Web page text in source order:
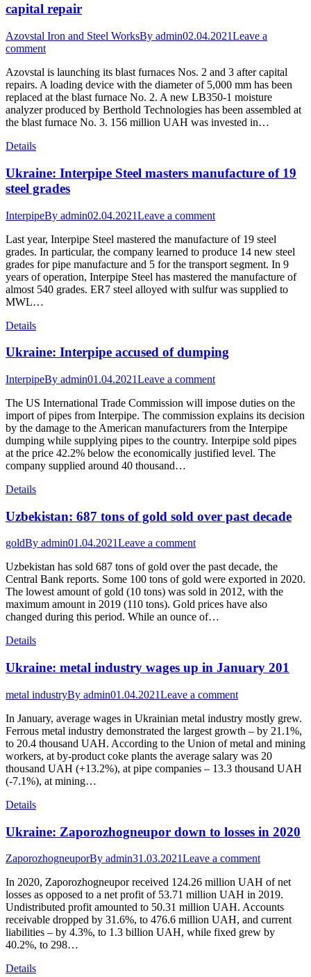
capital repair
Azovstal Iron and Steel WorksBy admin02.04.2021Leave a
comment
Azovstal is launching its blast furnaces Nos. 2 and 3 after capital
repairs. A loading device with the diameter of 5,000 mm has been
replaced at the blast furnace No. 2. A new LB350-1 moisture
analyzer produced by Berthold Technologies has been assembled at
the blast furnace No. 3. 156 million UAH was invested in…
Details
Ukraine: Interpipe Steel masters manufacture of 19
steel grades
InterpipeBy admin02.04.2021Leave a comment
Last year, Interpipe Steel mastered the manufacture of 19 steel
grades. In particular, the company learned to produce 14 new steel
grades for pipe manufacture and 5 for the transport segment. In 9
years of operation, Interpipe Steel has mastered the manufacture of
almost 540 grades. ER7 steel alloyed with sulfur was supplied to
MWL…
Details
Ukraine: Interpipe accused of dumping
InterpipeBy admin01.04.2021Leave a comment
The US International Trade Commission will impose duties on the
import of pipes from Interpipe. The commission explains its decision
by the damage to the American manufacturers from the Interpipe
dumping while supplying pipes to the country. Interpipe sold pipes
at the price 42.2% below the economically justified level. The
company supplied around 40 thousand…
Details
Uzbekistan: 687 tons of gold sold over past decade
goldBy admin01.04.2021Leave a comment
Uzbekistan has sold 687 tons of gold over the past decade, the
Central Bank reports. Some 100 tons of gold were exported in 2020.
The lowest amount of gold (10 tons) was sold in 2012, with the
maximum amount in 2019 (110 tons). Gold prices have also
changed during this period. While an ounce of…
Details
Ukraine: metal industry wages up in January 201
metal industryBy admin01.04.2021Leave a comment
In January, average wages in Ukrainian metal industry mostly grew.
Ferrous metal industry demonstrated the largest growth – by 21.1%,
to 20.4 thousand UAH. According to the Union of metal and mining
workers, at by-product coke plants the average salary was 20
thousand UAH (+13.2%), at pipe companies – 13.3 thousand UAH
(-7.1%), at mining…
Details
Ukraine: Zaporozhogneupor down to losses in 2020
ZaporozhogneuporBy admin31.03.2021Leave a comment
In 2020, Zaporozhogneupor received 124.26 million UAH of net
losses as opposed to a net profit of 53.71 million UAH in 2019.
Undistributed profit amounted to 50.31 million UAH. Accounts
receivable dropped by 31.6%, to 476.6 million UAH, and current
liabilities – by 4.3%, to 1.3 billion UAH, while fixed grew by
40.2%, to 298…
Details